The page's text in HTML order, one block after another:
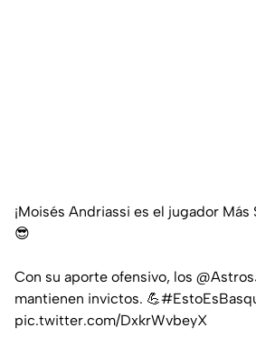
¡Moisés Andriassi es el jugador Más
😎
Con su aporte ofensivo, los
mantienen invictos. 💪
pic.twitter.com/DxkrWvbeyX